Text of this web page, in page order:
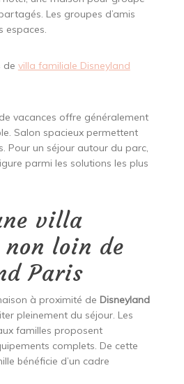
Les groupes d’amis
espaces.
de villa familiale Disneyland
vacances offre généralement
Salon spacieux permettent
Pour un séjour autour du parc,
parmi les solutions les plus
villa
loin de
Paris
à proximité de Disneyland
pleinement du séjour. Les
familles proposent
complets. De cette
bénéficie d’un cadre